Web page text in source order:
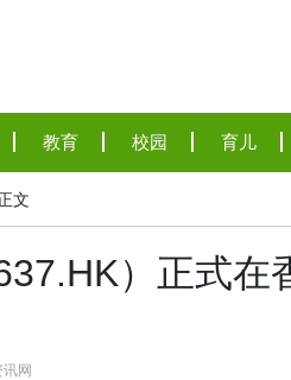
教育 校园 育儿
文
）正式在
网